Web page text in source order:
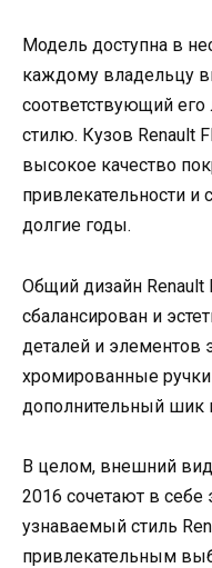
Модель доступна в
каждому владельцу
соответствующий
стилю. Кузов Renault
высокое качество
привлекательности и
долгие годы.
Общий дизайн Renault
сбалансирован и
деталей и элементов
хромированные
дополнительный шик
В целом, внешний вид
2016 сочетают в себе
узнаваемый стиль
привлекательным